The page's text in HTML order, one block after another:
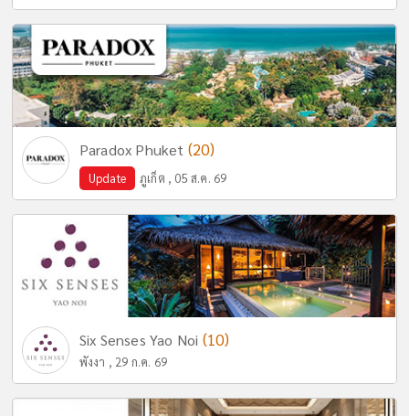
Paradox Phuket (20)
Update ภูเก็ต , 05 ส.ค. 69
Six Senses Yao Noi (10)
พังงา , 29 ก.ค. 69